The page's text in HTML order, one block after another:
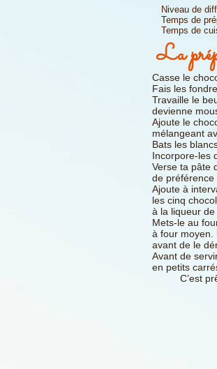
La
Casse le
Fais les
Travaille le
devienne
Ajoute le
mélangeant
Bats les
Incorpore-les
Verse ta pâte
de préférence
Ajoute à
les cinq
à la liqueur de
Mets-le au
à four moyen.
avant de le
Avant de
en petits
C’est
Niveau de
Temps de
Temps de